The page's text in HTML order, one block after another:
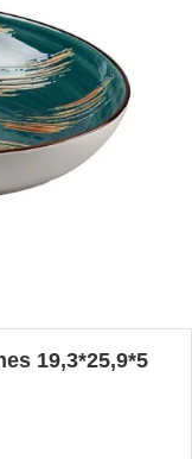
19,3*25,9*5